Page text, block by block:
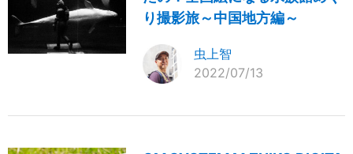
り撮影旅～中国地方編～
虫上智
2022/07/13